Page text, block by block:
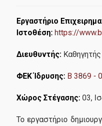
Εργαστήριο
Ιστοθέση: https://
Διευθυντής:Καθηγητής
ΦΕΚ Ίδρυσης: Β 3869 -
Χώρος Στέγασης:03,
Το εργαστήριο